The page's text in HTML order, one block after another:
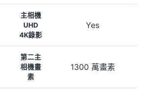
主相機
UHD
4K錄影
Yes
第二主
相機畫
素
1300 萬畫素